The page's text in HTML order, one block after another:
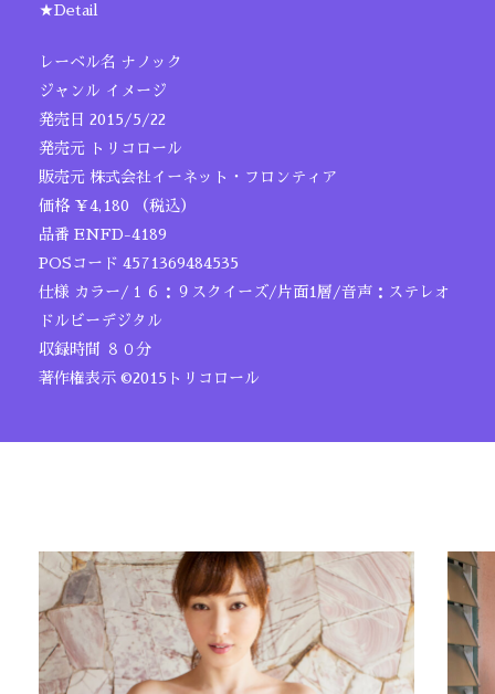
★Detail
レーベル名 ナノック
ジャンル イメージ
発売日 2015/5/22
発売元 トリコロール
販売元 株式会社イーネット・フロンティア
価格 ￥4,180 （税込）
品番 ENFD-4189
POSコード 4571369484535
仕様 カラー/１６：９スクイーズ/片面1層/音声：ステレオ
ドルビーデジタル
収録時間 ８０分
著作権表示 ©2015トリコロール